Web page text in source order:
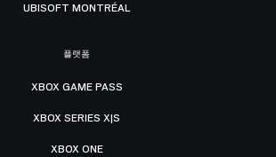
UBISOFT MONTRÉAL
플랫폼
XBOX GAME PASS
XBOX SERIES X|S
XBOX ONE